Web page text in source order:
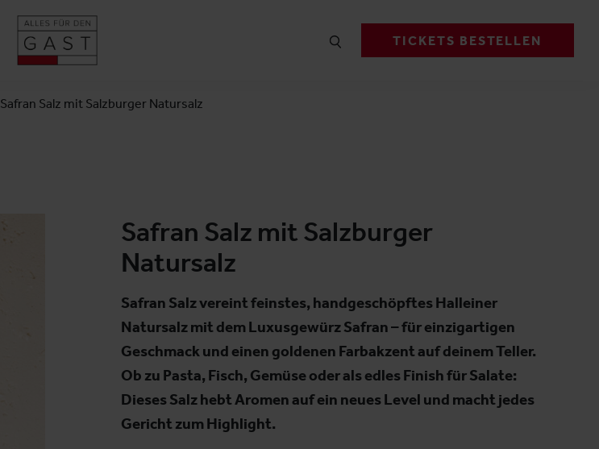
TICKETS BESTELLEN
Safran Salz mit Salzburger Natursalz
Safran Salz mit Salzburger
Natursalz
Safran Salz vereint feinstes, handgeschöpftes Halleiner
Natursalz mit dem Luxusgewürz Safran – für einzigartigen
Geschmack und einen goldenen Farbakzent auf deinem Teller.
Ob zu Pasta, Fisch, Gemüse oder als edles Finish für Salate:
Dieses Salz hebt Aromen auf ein neues Level und macht jedes
Gericht zum Highlight.